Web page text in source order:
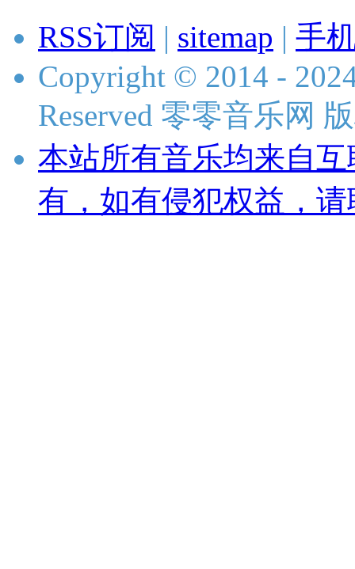
RSS订阅 | sitemap | 手
Copyright © 2014 -
Reserved 零零音乐网
本站所有音乐均来自
有，如有侵犯权益，